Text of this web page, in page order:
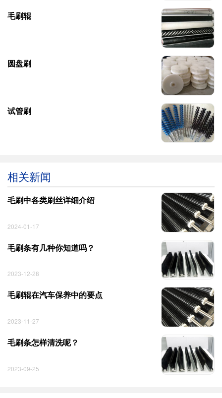
毛刷辊
圆盘刷
试管刷
相关新闻
毛刷中各类刷丝详细介绍
2024-01-17
毛刷条有几种你知道吗？
2023-12-28
毛刷辊在汽车保养中的要点
2023-11-27
毛刷条怎样清洗呢？
2023-09-25